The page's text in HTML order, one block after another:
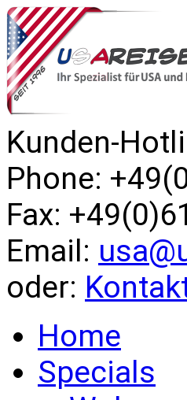
Kunden-
Phone:
Fax:
Email:
oder:
Home
Specials